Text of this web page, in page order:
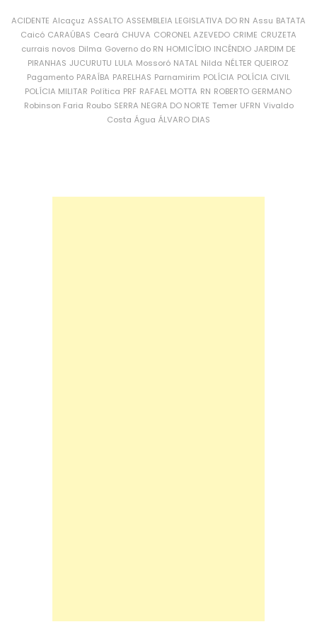
ACIDENTE Alcaçuz ASSALTO ASSEMBLEIA LEGISLATIVA DO RN Assu BATATA
Caicó CARAÚBAS Ceará CHUVA CORONEL AZEVEDO CRIME CRUZETA
currais novos Dilma Governo do RN HOMICÍDIO INCÊNDIO JARDIM DE
PIRANHAS JUCURUTU LULA Mossoró NATAL Nilda NÉLTER QUEIROZ
Pagamento PARAÍBA PARELHAS Parnamirim POLÍCIA POLÍCIA CIVIL
POLÍCIA MILITAR Política PRF RAFAEL MOTTA RN ROBERTO GERMANO
Robinson Faria Roubo SERRA NEGRA DO NORTE Temer UFRN Vivaldo
Costa Água ÁLVARO DIAS